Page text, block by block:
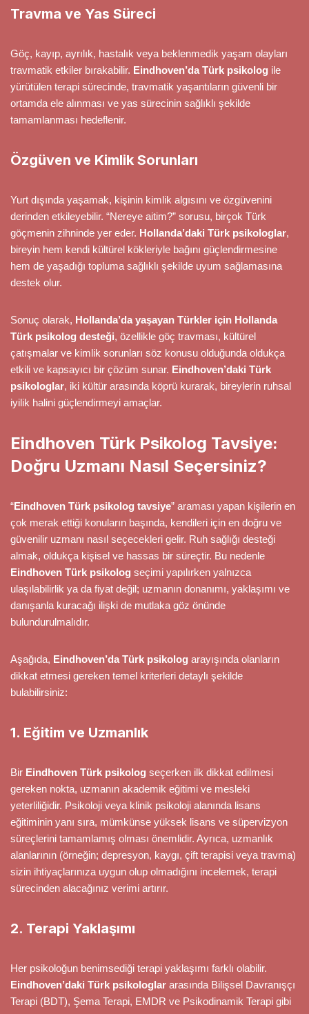
Travma ve Yas Süreci
Göç, kayıp, ayrılık, hastalık veya beklenmedik yaşam olayları
travmatik etkiler bırakabilir. Eindhoven’da Türk psikolog ile
yürütülen terapi sürecinde, travmatik yaşantıların güvenli bir
ortamda ele alınması ve yas sürecinin sağlıklı şekilde
tamamlanması hedeflenir.
Özgüven ve Kimlik Sorunları
Yurt dışında yaşamak, kişinin kimlik algısını ve özgüvenini
derinden etkileyebilir. “Nereye aitim?” sorusu, birçok Türk
göçmenin zihninde yer eder. Hollanda’daki Türk psikologlar,
bireyin hem kendi kültürel kökleriyle bağını güçlendirmesine
hem de yaşadığı topluma sağlıklı şekilde uyum sağlamasına
destek olur.
Sonuç olarak, Hollanda’da yaşayan Türkler için Hollanda
Türk psikolog desteği, özellikle göç travması, kültürel
çatışmalar ve kimlik sorunları söz konusu olduğunda oldukça
etkili ve kapsayıcı bir çözüm sunar. Eindhoven’daki Türk
psikologlar, iki kültür arasında köprü kurarak, bireylerin ruhsal
iyilik halini güçlendirmeyi amaçlar.
Eindhoven Türk Psikolog Tavsiye:
Doğru Uzmanı Nasıl Seçersiniz?
“Eindhoven Türk psikolog tavsiye” araması yapan kişilerin en
çok merak ettiği konuların başında, kendileri için en doğru ve
güvenilir uzmanı nasıl seçecekleri gelir. Ruh sağlığı desteği
almak, oldukça kişisel ve hassas bir süreçtir. Bu nedenle
Eindhoven Türk psikolog seçimi yapılırken yalnızca
ulaşılabilirlik ya da fiyat değil; uzmanın donanımı, yaklaşımı ve
danışanla kuracağı ilişki de mutlaka göz önünde
bulundurulmalıdır.
Aşağıda, Eindhoven’da Türk psikolog arayışında olanların
dikkat etmesi gereken temel kriterleri detaylı şekilde
bulabilirsiniz:
1. Eğitim ve Uzmanlık
Bir Eindhoven Türk psikolog seçerken ilk dikkat edilmesi
gereken nokta, uzmanın akademik eğitimi ve mesleki
yeterliliğidir. Psikoloji veya klinik psikoloji alanında lisans
eğitiminin yanı sıra, mümkünse yüksek lisans ve süpervizyon
süreçlerini tamamlamış olması önemlidir. Ayrıca, uzmanlık
alanlarının (örneğin; depresyon, kaygı, çift terapisi veya travma)
sizin ihtiyaçlarınıza uygun olup olmadığını incelemek, terapi
sürecinden alacağınız verimi artırır.
2. Terapi Yaklaşımı
Her psikoloğun benimsediği terapi yaklaşımı farklı olabilir.
Eindhoven’daki Türk psikologlar arasında Bilişsel Davranışçı
Terapi (BDT), Şema Terapi, EMDR ve Psikodinamik Terapi gibi